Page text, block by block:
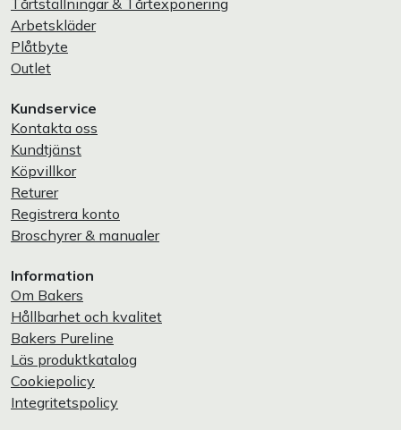
Tårtställningar & Tårtexponering
Arbetskläder
Plåtbyte
Outlet
Kundservice
Kontakta oss
Kundtjänst
Köpvillkor
Returer
Registrera konto
Broschyrer & manualer
Information
Om Bakers
Hållbarhet och kvalitet
Bakers Pureline
Läs produktkatalog
Cookiepolicy
Integritetspolicy